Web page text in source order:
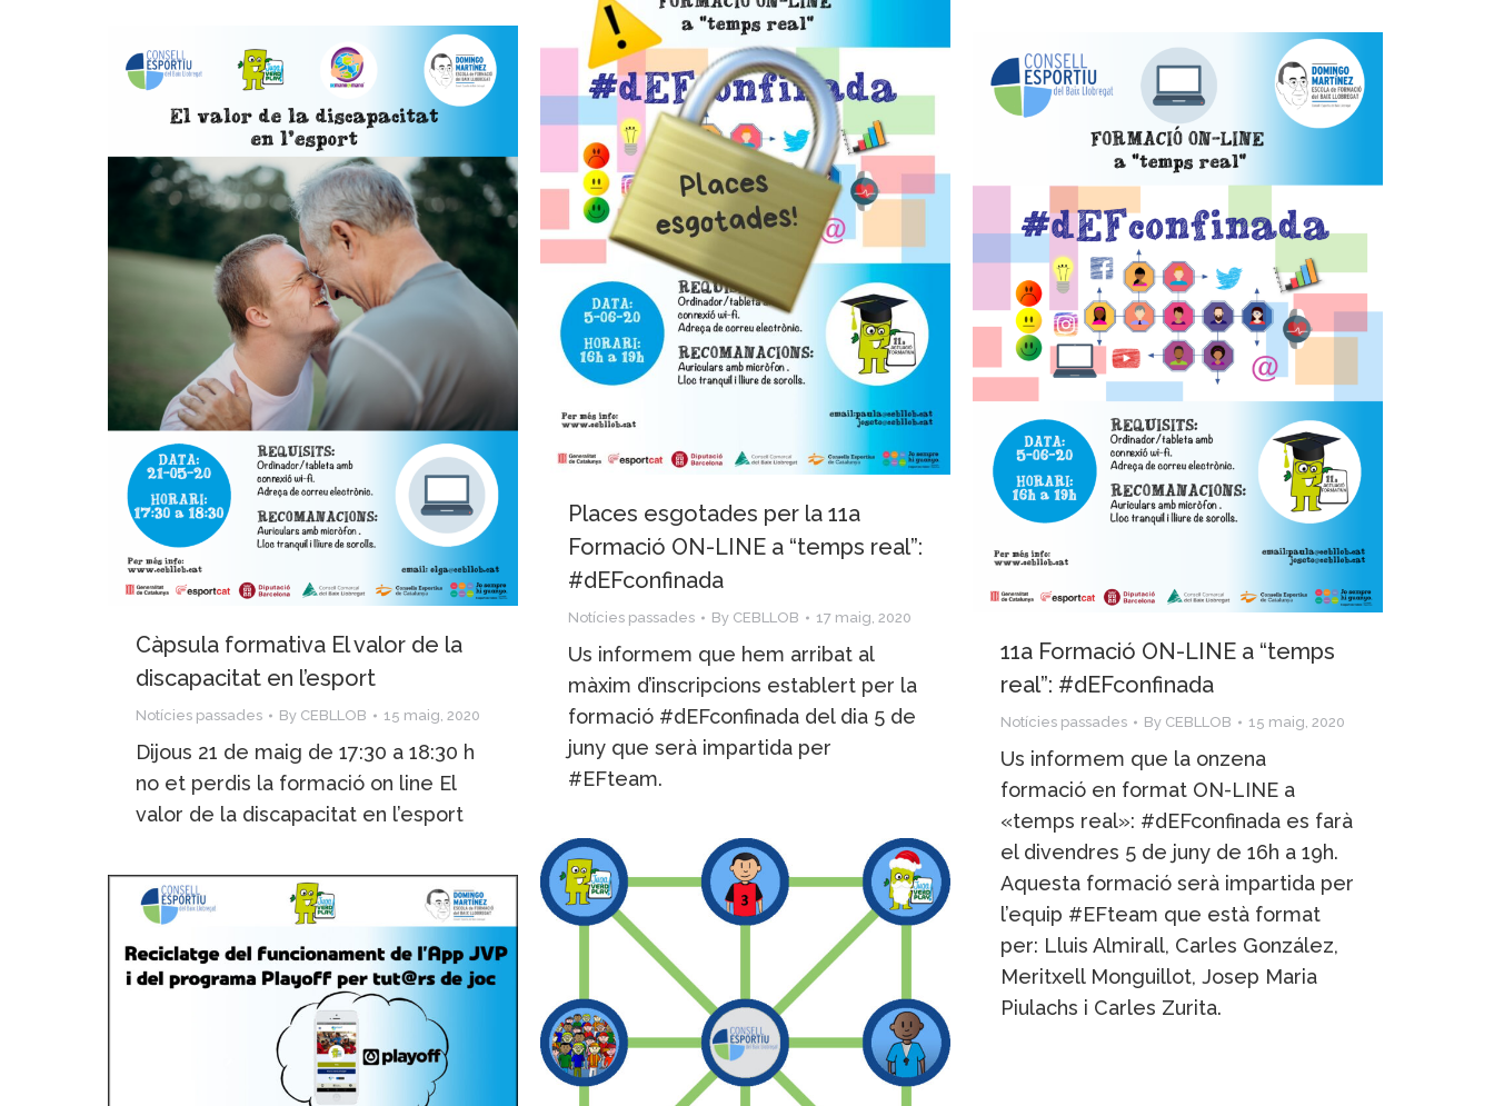
Places esgotades per la 11a
Formació ON-LINE a “temps real”:
#dEFconfinada
Notícies passades By CEBLLOB 17 maig, 2020
Us informem que hem arribat al
màxim d’inscripcions establert per la
formació #dEFconfinada del dia 5 de
juny que serà impartida per
#EFteam.
Càpsula formativa El valor de la
discapacitat en l’esport
Notícies passades By CEBLLOB 15 maig, 2020
Dijous 21 de maig de 17:30 a 18:30 h
no et perdis la formació on line El
valor de la discapacitat en l’esport
11a Formació ON-LINE a “temps
real”: #dEFconfinada
Notícies passades By CEBLLOB 15 maig, 2020
Us informem que la onzena
formació en format ON-LINE a
«temps real»: #dEFconfinada es farà
el divendres 5 de juny de 16h a 19h.
Aquesta formació serà impartida per
l’equip #EFteam que està format
per: Lluis Almirall, Carles González,
Meritxell Monguillot, Josep Maria
Piulachs i Carles Zurita.